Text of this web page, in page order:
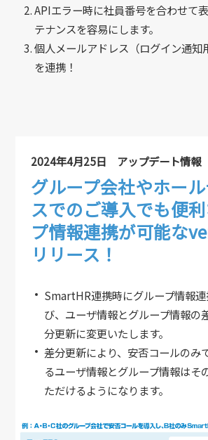
APIエラー時に社員番号を合わせて
テナンスを容易にします。
個人メールアドレス（ログイン通知
を連携！
2024年4月25日 アップデート情報
グループ会社やホー
スでのご導入でも便
プ情報連携が可能な
リリース！
SmartHR連携時にグループ情報
び、ユーザ情報とグループ情報の
分更新に変更いたします。
差分更新により、安否コールのみ
るユーザ情報とグループ情報はそ
ただけるようになります。